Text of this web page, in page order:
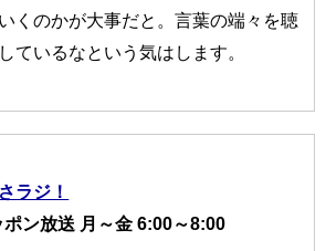
くのかが大事だと。言葉の端々を聴
ているなという気はします。
ラジ！
ン放送 月～金 6:00～8:00